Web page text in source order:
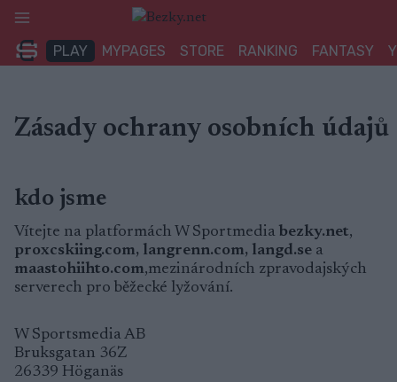
Přeskočit
obsah
PLAY MYPAGES STORE RANKING FANTASY
Zásady ochrany osobních údajů
kdo jsme
Vítejte na platformách W Sportmedia bezky.net,
proxcskiing.com, langrenn.com, langd.se a
maastohiihto.com,mezinárodních zpravodajských
serverech pro běžecké lyžování.
W Sportsmedia AB
Bruksgatan 36Z
26339 Höganäs